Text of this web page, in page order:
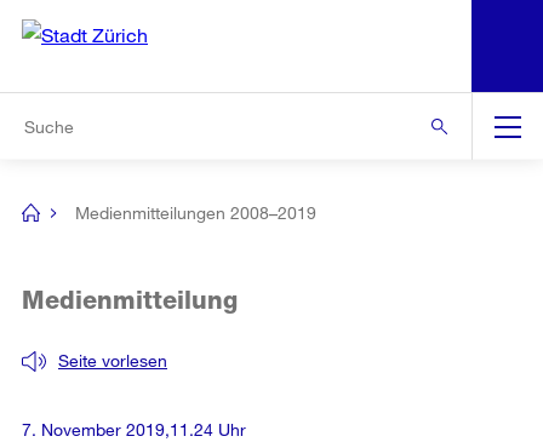
Navigation
[no
Medienmitteilungen 2008–2019
Seite vorlesen
Medienmitteilung
7. November 2019,11.24 Uhr